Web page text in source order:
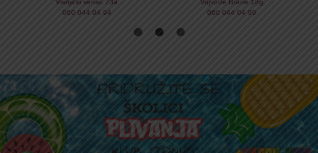
Višnjički venac 73a
060 044 04 94
Vojvode Brane 18g
060 044 04 99